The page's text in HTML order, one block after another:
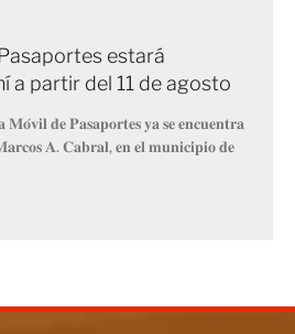
estará
a partir del 11 de agosto
𝐝𝐞 𝐏𝐚𝐬𝐚𝐩𝐨𝐫𝐭𝐞𝐬 𝐲𝐚 𝐬𝐞 𝐞𝐧𝐜𝐮𝐞𝐧𝐭𝐫𝐚
𝐀. 𝐂𝐚𝐛𝐫𝐚𝐥, 𝐞𝐧 𝐞𝐥 𝐦𝐮𝐧𝐢𝐜𝐢𝐩𝐢𝐨 𝐝𝐞